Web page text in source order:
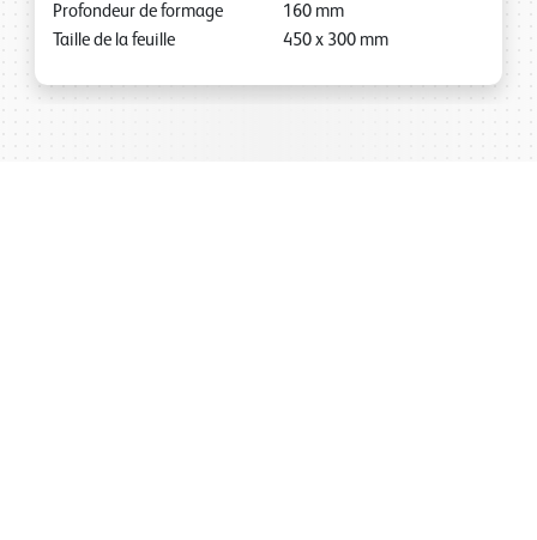
Profondeur de formage
160 mm
Taille de la feuille
450 x 300 mm